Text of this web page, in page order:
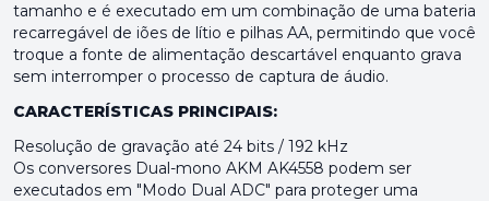
tamanho e é executado em um combinação de uma bateria
recarregável de iões de lítio e pilhas AA, permitindo que você
troque a fonte de alimentação descartável enquanto grava
sem interromper o processo de captura de áudio.
CARACTERÍSTICAS PRINCIPAIS:
Resolução de gravação até 24 bits / 192 kHz
Os conversores Dual-mono AKM AK4558 podem ser
executados em "Modo Dual ADC" para proteger uma